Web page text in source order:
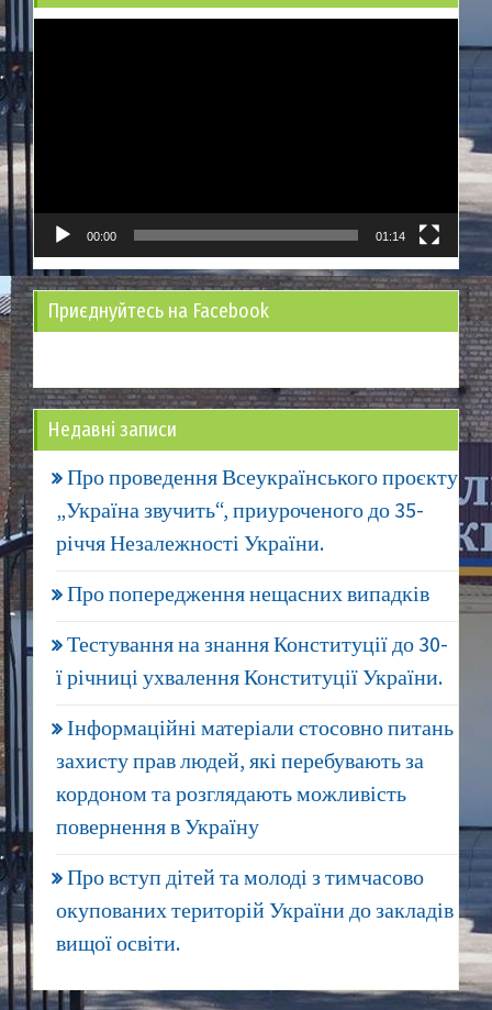
00:00 01:14
Приєднуйтесь на Facebook
Недавні записи
Про проведення Всеукраїнського проєкту
„Україна звучить“, приуроченого до 35-
річчя Незалежності України.
Про попередження нещасних випадків
Тестування на знання Конституції до 30-
ї річниці ухвалення Конституції України.
Інформаційні матеріали стосовно питань
захисту прав людей, які перебувають за
кордоном та розглядають можливість
повернення в Україну
Про вступ дітей та молоді з тимчасово
окупованих територій України до закладів
вищої освіти.